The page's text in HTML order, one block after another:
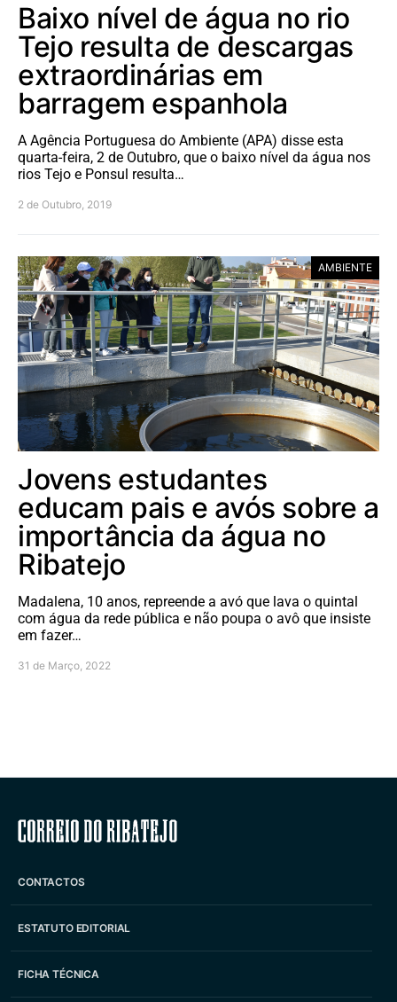
Baixo nível de água no rio
Tejo resulta de descargas
extraordinárias em
barragem espanhola
A Agência Portuguesa do Ambiente (APA) disse esta
quarta-feira, 2 de Outubro, que o baixo nível da água nos
rios Tejo e Ponsul resulta…
2 de Outubro, 2019
AMBIENTE
Jovens estudantes
educam pais e avós sobre a
importância da água no
Ribatejo
Madalena, 10 anos, repreende a avó que lava o quintal
com água da rede pública e não poupa o avô que insiste
em fazer…
31 de Março, 2022
Correio do Ribatejo
CONTACTOS
ESTATUTO EDITORIAL
FICHA TÉCNICA